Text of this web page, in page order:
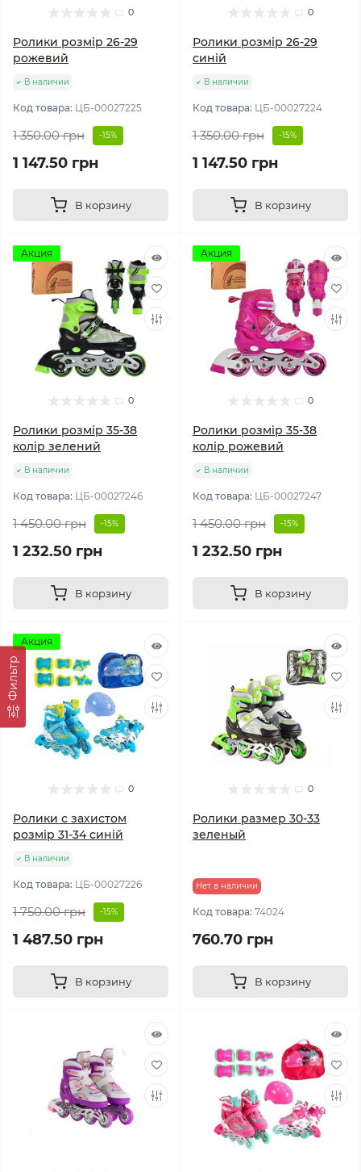
Фильтр
0
Ролики розмір 26-29
рожевий
В наличии
Код товара: ЦБ-00027225
1 350.00 грн -15%
1 147.50 грн
В корзину
0
Ролики розмір 26-29
синій
В наличии
Код товара: ЦБ-00027224
1 350.00 грн -15%
1 147.50 грн
В корзину
Акция
0
Ролики розмір 35-38
колір зелений
В наличии
Код товара: ЦБ-00027246
1 450.00 грн -15%
1 232.50 грн
В корзину
Акция
0
Ролики розмір 35-38
колір рожевий
В наличии
Код товара: ЦБ-00027247
1 450.00 грн -15%
1 232.50 грн
В корзину
Акция
0
Ролики с захистом
розмір 31-34 синій
В наличии
Код товара: ЦБ-00027226
1 750.00 грн -15%
1 487.50 грн
В корзину
0
Ролики размер 30-33
зеленый
Нет в наличии
Код товара: 74024
760.70 грн
В корзину